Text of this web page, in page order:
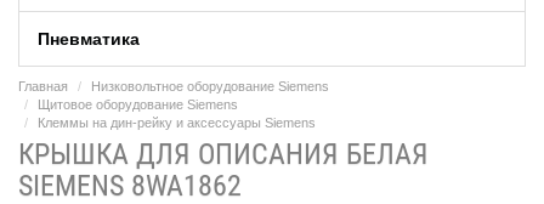
Пневматика
Главная
Низковольтное оборудование Siemens
Щитовое оборудование Siemens
Клеммы на дин-рейку и аксессуары Siemens
КРЫШКА ДЛЯ ОПИСАНИЯ БЕЛАЯ
SIEMENS 8WA1862